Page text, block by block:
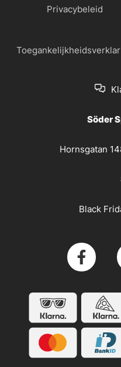
Privacybeleid
Söder
Hornsgatan
Black